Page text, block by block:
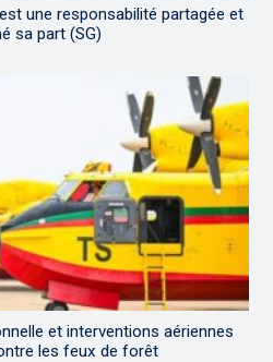
une responsabilité partagée et
sa part (SG)
et interventions aériennes
les feux de forêt